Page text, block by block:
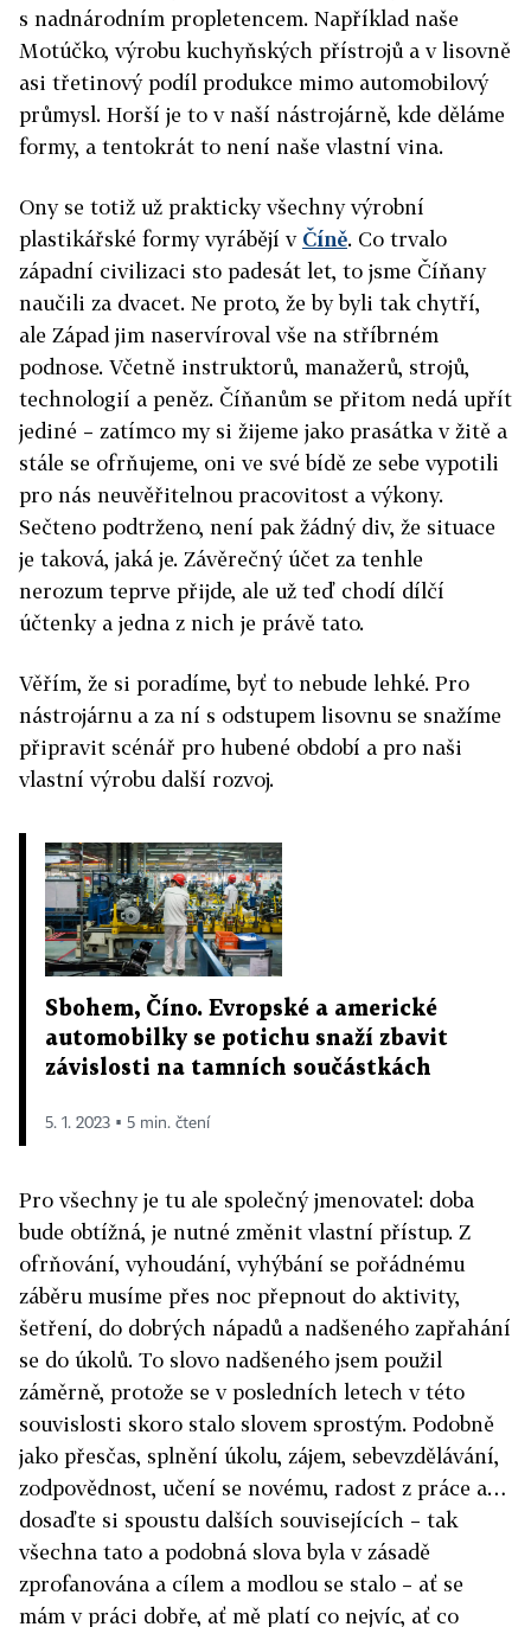
s nadnárodním propletencem. Například naše
Motúčko, výrobu kuchyňských přístrojů a v lisovně
asi třetinový podíl produkce mimo automobilový
průmysl. Horší je to v naší nástrojárně, kde děláme
formy, a tentokrát to není naše vlastní vina.
Ony se totiž už prakticky všechny výrobní
plastikářské formy vyrábějí v Číně. Co trvalo
západní civilizaci sto padesát let, to jsme Číňany
naučili za dvacet. Ne proto, že by byli tak chytří,
ale Západ jim naservíroval vše na stříbrném
podnose. Včetně instruktorů, manažerů, strojů,
technologií a peněz. Číňanům se přitom nedá upřít
jediné – zatímco my si žijeme jako prasátka v žitě a
stále se ofrňujeme, oni ve své bídě ze sebe vypotili
pro nás neuvěřitelnou pracovitost a výkony.
Sečteno podtrženo, není pak žádný div, že situace
je taková, jaká je. Závěrečný účet za tenhle
nerozum teprve přijde, ale už teď chodí dílčí
účtenky a jedna z nich je právě tato.
Věřím, že si poradíme, byť to nebude lehké. Pro
nástrojárnu a za ní s odstupem lisovnu se snažíme
připravit scénář pro hubené období a pro naši
vlastní výrobu další rozvoj.
Sbohem, Číno. Evropské a americké
automobilky se potichu snaží zbavit
závislosti na tamních součástkách
5. 1. 2023 ▪ 5 min. čtení
Pro všechny je tu ale společný jmenovatel: doba
bude obtížná, je nutné změnit vlastní přístup. Z
ofrňování, vyhoudání, vyhýbání se pořádnému
záběru musíme přes noc přepnout do aktivity,
šetření, do dobrých nápadů a nadšeného zapřahání
se do úkolů. To slovo nadšeného jsem použil
záměrně, protože se v posledních letech v této
souvislosti skoro stalo slovem sprostým. Podobně
jako přesčas, splnění úkolu, zájem, sebevzdělávání,
zodpovědnost, učení se novému, radost z práce a…
dosaďte si spoustu dalších souvisejících – tak
všechna tato a podobná slova byla v zásadě
zprofanována a cílem a modlou se stalo – ať se
mám v práci dobře, ať mě platí co nejvíc, ať co